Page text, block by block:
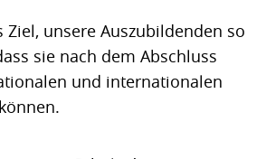
unsere Auszubildenden so
sie nach dem Abschluss
und internationalen